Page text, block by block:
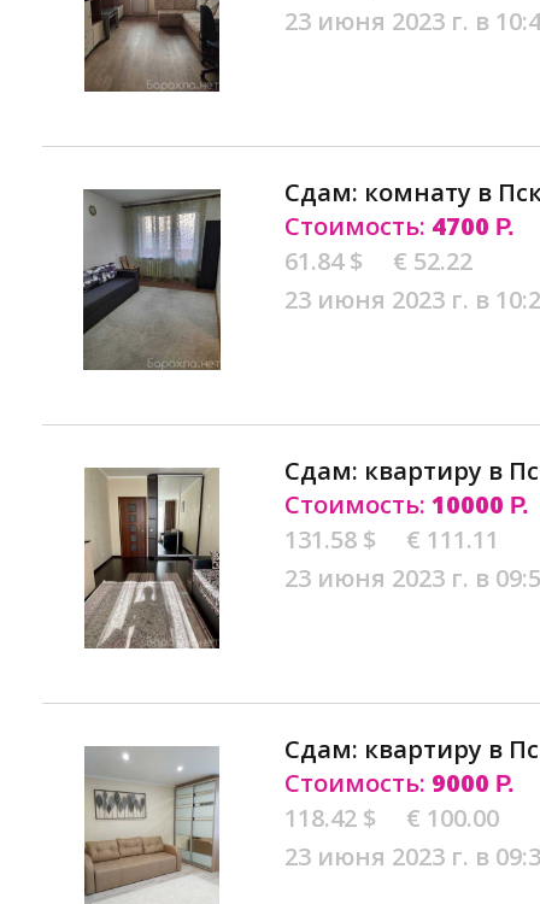
23 июня 2023 г. в
Сдам: комнату в
Стоимость: 4700 Р.
61.84 $
€ 52.22
23 июня 2023 г. в
Сдам: квартиру в
Стоимость: 10000 Р.
131.58 $
€ 111.11
23 июня 2023 г. в
Сдам: квартиру в
Стоимость: 9000 Р.
118.42 $
€ 100.00
23 июня 2023 г. в